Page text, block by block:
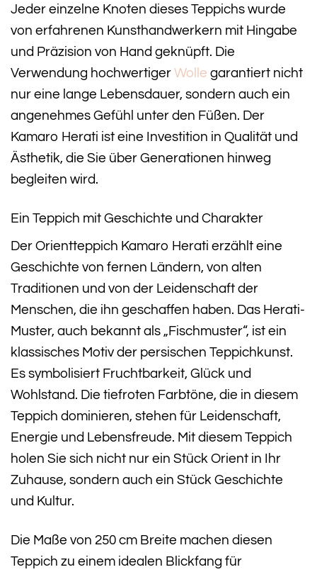
Jeder einzelne Knoten dieses Teppichs wurde
von erfahrenen Kunsthandwerkern mit Hingabe
und Präzision von Hand geknüpft. Die
Verwendung hochwertiger Wolle garantiert nicht
nur eine lange Lebensdauer, sondern auch ein
angenehmes Gefühl unter den Füßen. Der
Kamaro Herati ist eine Investition in Qualität und
Ästhetik, die Sie über Generationen hinweg
begleiten wird.
Ein Teppich mit Geschichte und Charakter
Der Orientteppich Kamaro Herati erzählt eine
Geschichte von fernen Ländern, von alten
Traditionen und von der Leidenschaft der
Menschen, die ihn geschaffen haben. Das Herati-
Muster, auch bekannt als „Fischmuster“, ist ein
klassisches Motiv der persischen Teppichkunst.
Es symbolisiert Fruchtbarkeit, Glück und
Wohlstand. Die tiefroten Farbtöne, die in diesem
Teppich dominieren, stehen für Leidenschaft,
Energie und Lebensfreude. Mit diesem Teppich
holen Sie sich nicht nur ein Stück Orient in Ihr
Zuhause, sondern auch ein Stück Geschichte
und Kultur.
Die Maße von 250 cm Breite machen diesen
Teppich zu einem idealen Blickfang für